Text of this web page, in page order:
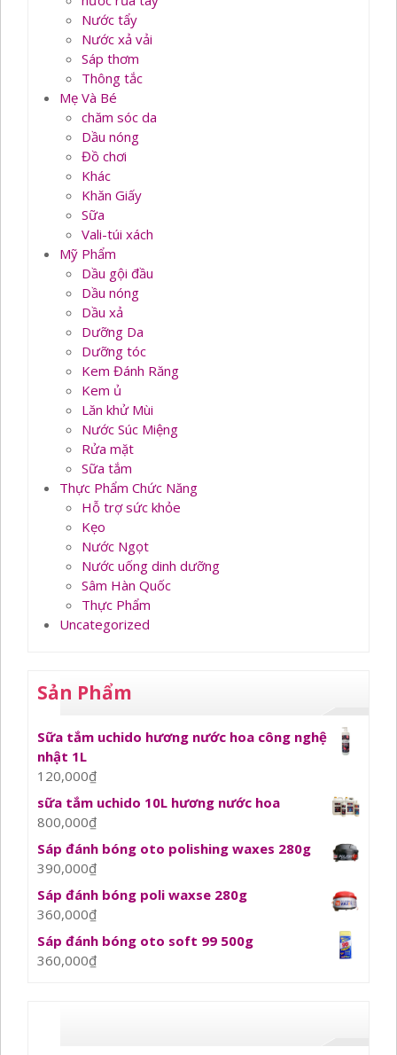
Nước tẩy
Nước xả vải
Sáp thơm
Thông tắc
Mẹ Và Bé
chăm sóc da
Dầu nóng
Đồ chơi
Khác
Khăn Giấy
Sữa
Vali-túi xách
Mỹ Phẩm
Dầu gội đầu
Dầu nóng
Dầu xả
Dưỡng Da
Dưỡng tóc
Kem Đánh Răng
Kem ủ
Lăn khử Mùi
Nước Súc Miệng
Rửa mặt
Sữa tắm
Thực Phẩm Chức Năng
Hỗ trợ sức khỏe
Kẹo
Nước Ngọt
Nước uống dinh dưỡng
Sâm Hàn Quốc
Thực Phẩm
Uncategorized
Sản Phẩm
Sữa tắm uchido hương nước hoa công nghệ
nhật 1L
120,000₫
sữa tắm uchido 10L hương nước hoa
800,000₫
Sáp đánh bóng oto polishing waxes 280g
390,000₫
Sáp đánh bóng poli waxse 280g
360,000₫
Sáp đánh bóng oto soft 99 500g
360,000₫